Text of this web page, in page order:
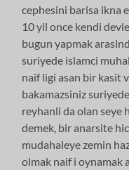
cephesini barisa ikna
10 yil once kendi
bugun yapmak
suriyede islamci
naif ligi asan bir kasit
bakamazsiniz
reyhanli da olan seye
demek, bir anarsite
mudahaleye zemin
olmak naif i oynamak